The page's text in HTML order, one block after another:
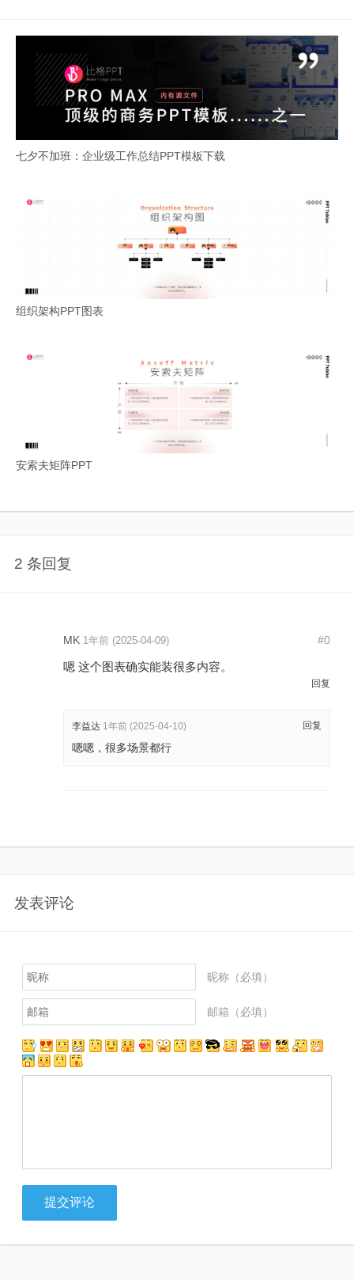
七夕不加班：企业级工作总结PPT模板下载
组织架构PPT图表
安索夫矩阵PPT
2 条回复
MK 1年前 (2025-04-09) #0
嗯 这个图表确实能装很多内容。
回复
李益达 1年前 (2025-04-10)
嗯嗯，很多场景都行
回复
发表评论
昵称（必填）
邮箱（必填）